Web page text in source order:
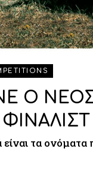
Ο ΝΕΟΣ
είναι τα